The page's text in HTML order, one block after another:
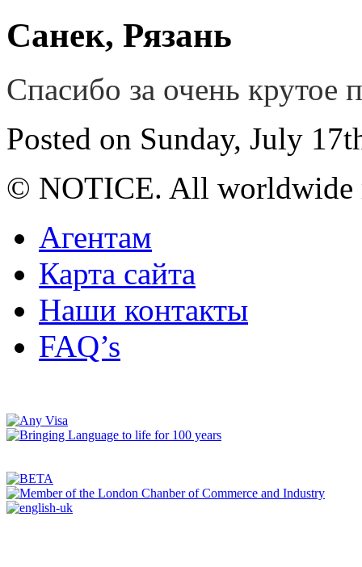
Санек, Рязань
Спасибо за очень
Posted on Sunday, July
© NOTICE. All worldwide
Агентам
Карта сайта
Наши контакты
FAQ’s